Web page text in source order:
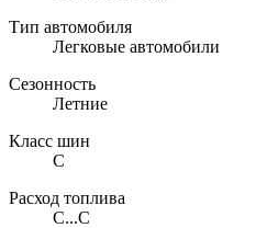
Тип автомобиля
Легковые автомобили
Сезонность
Летние
Класс шин
C
Расход топлива
C...C